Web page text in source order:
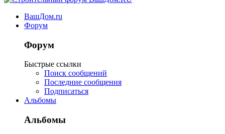
ВашДом.ru
Форум
Форум
Быстрые ссылки
Поиск сообщений
Последние сообщения
Подписаться
Альбомы
Альбомы